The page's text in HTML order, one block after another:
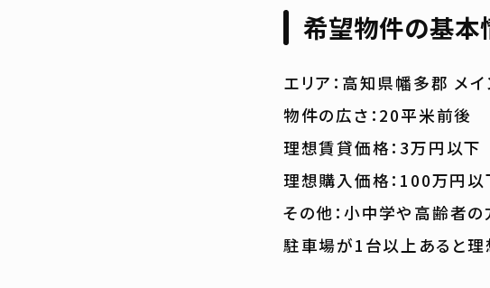
希望物件の基本
エリア：高知県幡多郡 メ
物件の広さ：20平米前後
理想賃貸価格：3万円以下
理想購入価格：100万円以
その他：小中学や高齢者
駐車場が1台以上あると理